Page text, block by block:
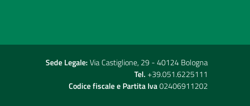
Sede Legale: Via Castiglione, 29 - 40124 Bologna
Tel. +39.051.6225111
Codice fiscale e Partita Iva02406911202